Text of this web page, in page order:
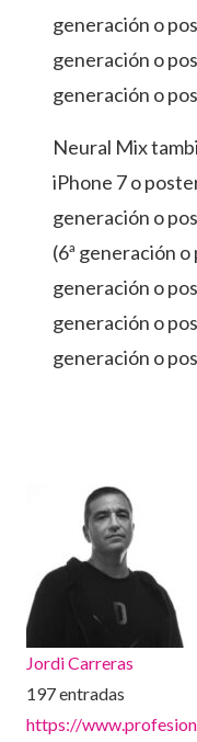
generación o
generación o
generación o
Neural Mix
iPhone 7 o
generación o
(6ª generación
generación o
generación o
generación o
Jordi Carreras
197 entradas
https://